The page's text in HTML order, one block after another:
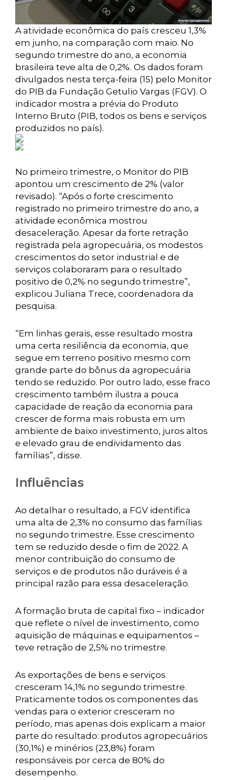
A atividade econômica do país cresceu 1,3%
em junho, na comparação com maio. No
segundo trimestre do ano, a economia
brasileira teve alta de 0,2%. Os dados foram
divulgados nesta terça-feira (15) pelo Monitor
do PIB da Fundação Getulio Vargas (FGV). O
indicador mostra a prévia do Produto
Interno Bruto (PIB, todos os bens e serviços
produzidos no país).
No primeiro trimestre, o Monitor do PIB
apontou um crescimento de 2% (valor
revisado). “Após o forte crescimento
registrado no primeiro trimestre do ano, a
atividade econômica mostrou
desaceleração. Apesar da forte retração
registrada pela agropecuária, os modestos
crescimentos do setor industrial e de
serviços colaboraram para o resultado
positivo de 0,2% no segundo trimestre”,
explicou Juliana Trece, coordenadora da
pesquisa.
“Em linhas gerais, esse resultado mostra
uma certa resiliência da economia, que
segue em terreno positivo mesmo com
grande parte do bônus da agropecuária
tendo se reduzido. Por outro lado, esse fraco
crescimento também ilustra a pouca
capacidade de reação da economia para
crescer de forma mais robusta em um
ambiente de baixo investimento, juros altos
e elevado grau de endividamento das
famílias”, disse.
Influências
Ao detalhar o resultado, a FGV identifica
uma alta de 2,3% no consumo das famílias
no segundo trimestre. Esse crescimento
tem se reduzido desde o fim de 2022. A
menor contribuição do consumo de
serviços e de produtos não duráveis é a
principal razão para essa desaceleração.
A formação bruta de capital fixo – indicador
que reflete o nível de investimento, como
aquisição de máquinas e equipamentos –
teve retração de 2,5% no trimestre.
As exportações de bens e serviços
cresceram 14,1% no segundo trimestre.
Praticamente todos os componentes das
vendas para o exterior cresceram no
período, mas apenas dois explicam a maior
parte do resultado: produtos agropecuários
(30,1%) e minérios (23,8%) foram
responsáveis por cerca de 80% do
desempenho.